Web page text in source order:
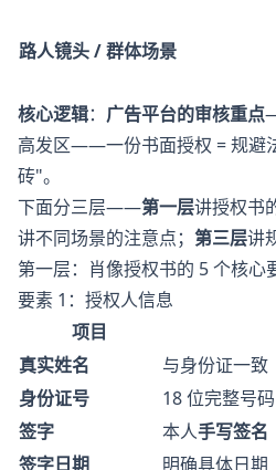
路人镜头 / 群体场景
核心逻辑： 广告平台的审核重点
高发区——一份书面授权 = 规避
砖"。
下面分三层——第一层讲授权书
讲不同场景的注意点； 第三层讲
第一层：肖像授权书的 5 个核心
要素 1：授权人信息
项目
真实姓名
与身份证一致
身份证号
18 位完整号码
签字
本人手写签名
签字日期
明确具体日期